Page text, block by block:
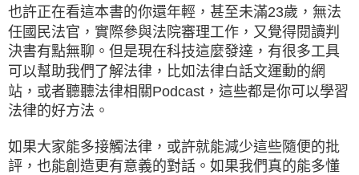
也許正在看這本書的你還年輕，甚至未滿23歲，無法
任國民法官，實際參與法院審理工作，又覺得閱讀判
決書有點無聊。但是現在科技這麼發達，有很多工具
可以幫助我們了解法律，比如法律白話文運動的網
站，或者聽聽法律相關Podcast，這些都是你可以學習
法律的好方法。
如果大家能多接觸法律，或許就能減少這些隨便的批
評，也能創造更有意義的對話。如果我們真的能多懂